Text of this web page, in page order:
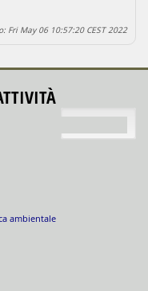
Fri May 06 10:57:20 CEST 2022
ambientale